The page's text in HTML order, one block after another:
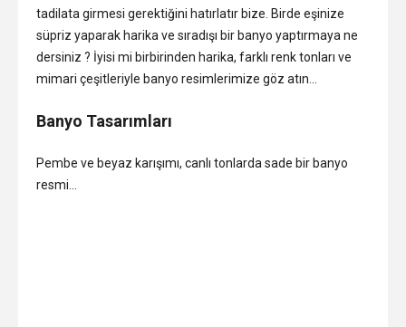
tadilata girmesi gerektiğini hatırlatır bize. Birde eşinize
süpriz yaparak harika ve sıradışı bir banyo yaptırmaya ne
dersiniz ? İyisi mi birbirinden harika, farklı renk tonları ve
mimari çeşitleriyle banyo resimlerimize göz atın…
Banyo Tasarımları
Pembe ve beyaz karışımı, canlı tonlarda sade bir banyo
resmi…